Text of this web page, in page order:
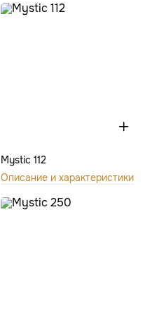
Mystic 112
Описание и характеристики